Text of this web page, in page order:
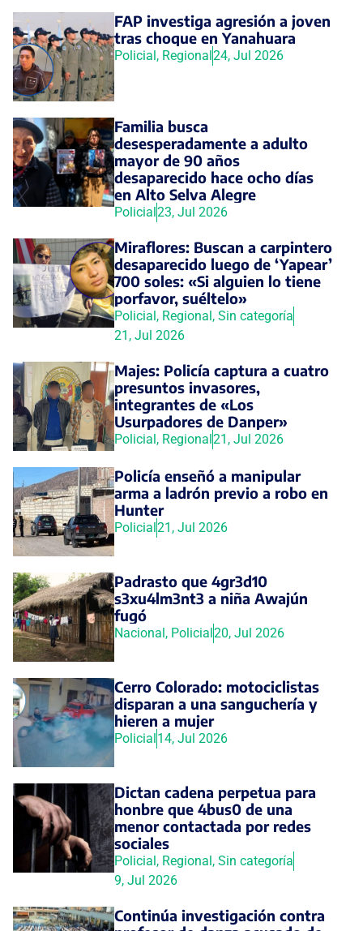
FAP investiga agresión a joven
tras choque en Yanahuara
Policial, Regional24, Jul 2026
Familia busca
desesperadamente a adulto
mayor de 90 años
desaparecido hace ocho días
en Alto Selva Alegre
Policial23, Jul 2026
Miraflores: Buscan a carpintero
desaparecido luego de ‘Yapear’
700 soles: «Si alguien lo tiene
porfavor, suéltelo»
Policial, Regional, Sin categoría
21, Jul 2026
Majes: Policía captura a cuatro
presuntos invasores,
integrantes de «Los
Usurpadores de Danper»
Policial, Regional21, Jul 2026
Policía enseñó a manipular
arma a ladrón previo a robo en
Hunter
Policial21, Jul 2026
Padrasto que 4gr3d10
s3xu4lm3nt3 a niña Awajún
fugó
Nacional, Policial20, Jul 2026
Cerro Colorado: motociclistas
disparan a una sanguchería y
hieren a mujer
Policial14, Jul 2026
Dictan cadena perpetua para
honbre que 4bus0 de una
menor contactada por redes
sociales
Policial, Regional, Sin categoría
9, Jul 2026
Continúa investigación contra